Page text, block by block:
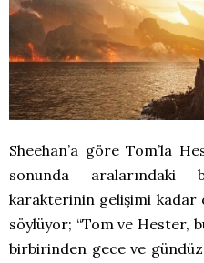
Sheehan’a göre Tom’la
sonunda aralarındaki
karakterinin gelişimi kadar
söylüyor; “Tom ve Hester,
birbirinden gece ve